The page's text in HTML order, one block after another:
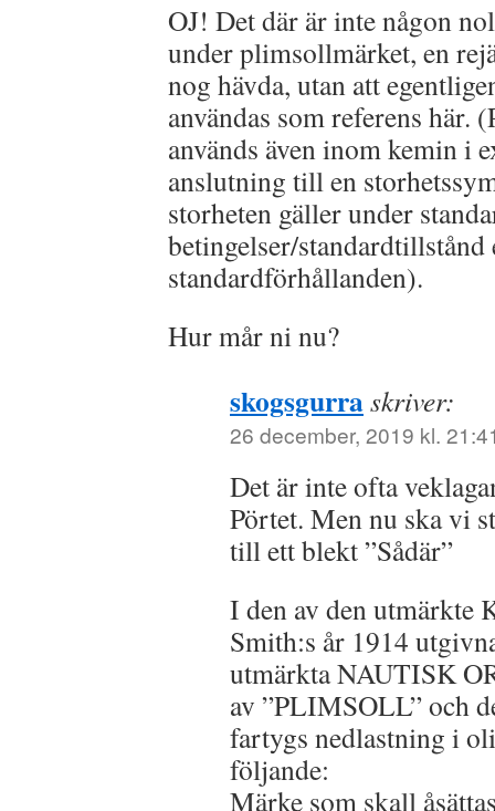
OJ! Det där är inte någon
under plimsollmärket, en
nog hävda, utan att
användas som referens här.
används även inom kemin i
anslutning till en
storheten gäller under
betingelser/standardtillstånd
standardförhållanden).
Hur mår ni nu?
skogsgurraskriver:
26 december, 2019 kl.
Det är inte ofta
Pörtet. Men nu ska vi
till ett blekt ”Sådär”
I den av den utmärkte
Smith:s år 1914
utmärkta NAUTISK
av ”PLIMSOLL” och
fartygs nedlastning i
följande:
Märke som skall